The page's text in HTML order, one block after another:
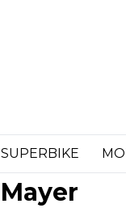
SUPERBIKE
IDM Superbike:
firma